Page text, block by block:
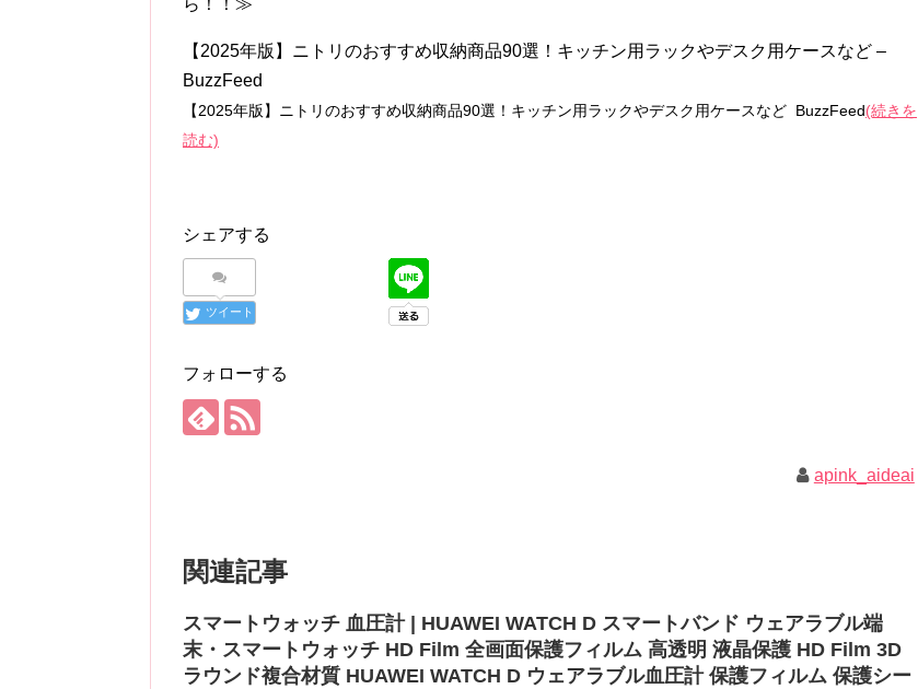
ら！！≫
【2025年版】ニトリのおすすめ収納商品90選！キッチン用ラックやデスク用ケースなど –
BuzzFeed
【2025年版】ニトリのおすすめ収納商品90選！キッチン用ラックやデスク用ケースなど BuzzFeed(続きを
読む)
シェアする
ツイート
フォローする
apink_aideai
関連記事
スマートウォッチ 血圧計 | HUAWEI WATCH D スマートバンド ウェアラブル端
末・スマートウォッチ HD Film 全画面保護フィルム 高透明 液晶保護 HD Film 3D
ラウンド複合材質 HUAWEI WATCH D ウェアラブル血圧計 保護フィルム 保護シー